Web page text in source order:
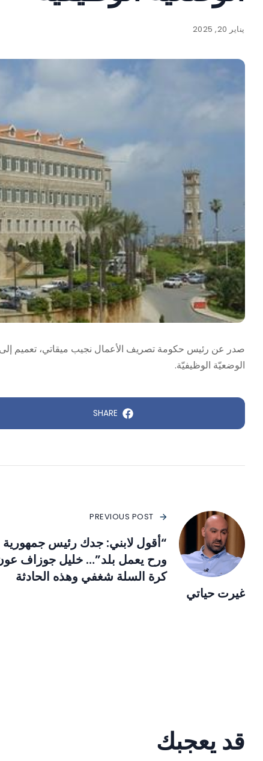
يناير 20, 2025
صدر عن رئيس حكومة تصريف الأعمال نجيب ميقاتي، تعميم
الوضعيّة الوظيفيّة.
SHARE
PREVIOUS POST
“أقول لابني: جدك رئيس جمهورية
ورح يعمل بلد”… خليل جوزاف
كرة السلة شغفي وهذه الحادثة
غيرت حياتي
قد يعجبك